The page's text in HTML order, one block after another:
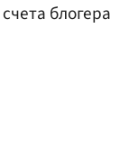
счета блогера